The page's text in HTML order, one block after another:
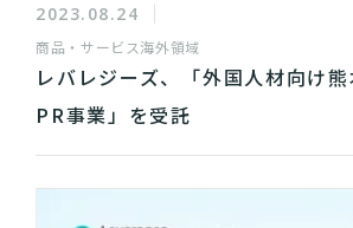
2023.08.24
商品・サービス海外領域
レバレジーズ、「外国人材向け
PR事業」を受託